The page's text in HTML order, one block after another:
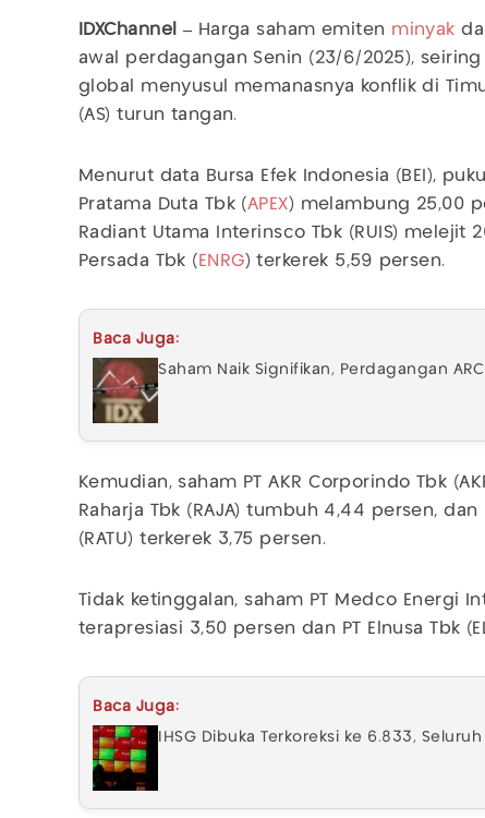
IDXChannel – Harga saham emiten minyak
awal perdagangan Senin (23/6/2025),
global menyusul memanasnya konflik di
(AS) turun tangan.
Menurut data Bursa Efek Indonesia (BEI),
Pratama Duta Tbk (APEX) melambung 25,00
Radiant Utama Interinsco Tbk (RUIS) melejit
Persada Tbk ( ENRG) terkerek 5,59 persen.
Baca Juga:
Saham Naik Signifikan, Perdagangan
Kemudian, saham PT AKR Corporindo Tbk
Raharja Tbk (RAJA) tumbuh 4,44 persen, dan
(RATU) terkerek 3,75 persen.
Tidak ketinggalan, saham PT Medco Energi
terapresiasi 3,50 persen dan PT Elnusa Tbk
Baca Juga:
IHSG Dibuka Terkoreksi ke 6.833,